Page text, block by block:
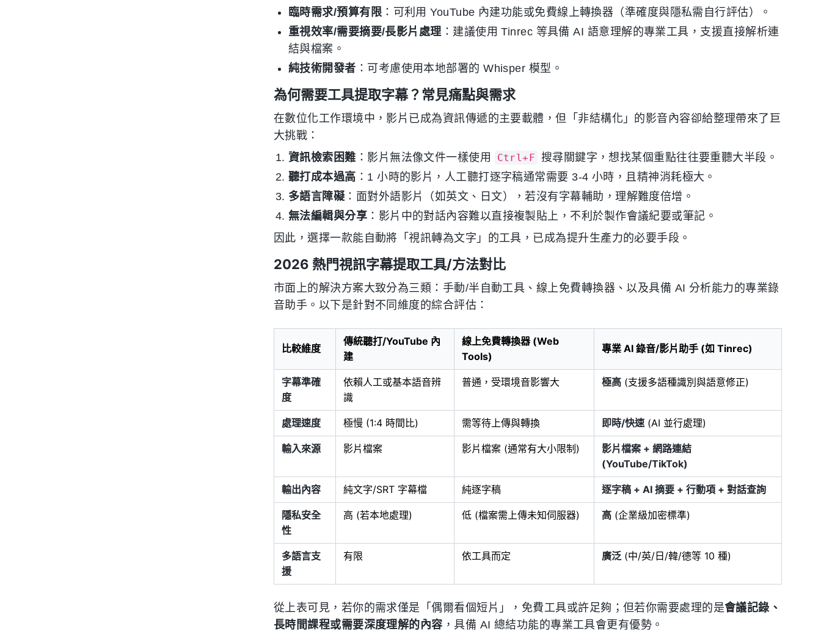
臨時需求/預算有限 ：可利用 YouTube 內建功能或免費線上轉換器（準確度與隱私需自行評估）。
重視效率/需要摘要/長影片處理：建議使用 Tinrec 等具備 AI 語意理解的專業工具，支援直接解析連
結與檔案。
純技術開發者 ：可考慮使用本地部署的 Whisper 模型。
為何需要工具提取字幕？常見痛點與需求
在數位化工作環境中，影片已成為資訊傳遞的主要載體，但「非結構化」的影音內容卻給整理帶來了巨
大挑戰：
資訊檢索困難 ：影片無法像文件一樣使用 Ctrl+F 搜尋關鍵字，想找某個重點往往要重聽大半段。
聽打成本過高 ：1 小時的影片，人工聽打逐字稿通常需要 3-4 小時，且精神消耗極大。
多語言障礙：面對外語影片（如英文、日文），若沒有字幕輔助，理解難度倍增。
無法編輯與分享 ：影片中的對話內容難以直接複製貼上，不利於製作會議紀要或筆記。
因此，選擇一款能自動將「視訊轉為文字」的工具，已成為提升生產力的必要手段。
2026 熱門視訊字幕提取工具/方法對比
市面上的解決方案大致分為三類：手動/半自動工具、線上免費轉換器、以及具備 AI 分析能力的專業錄
音助手。以下是針對不同維度的綜合評估：
比較維度
傳統聽打/YouTube 內
建
線上免費轉換器 (Web
Tools)
專業 AI 錄音/影片助手 (如 Tinrec)
字幕準確
度
依賴人工或基本語音辨
識
普通，受環境音影響大 極高 (支援多語種識別與語意修正)
處理速度 極慢 (1:4 時間比) 需等待上傳與轉換 即時/快速(AI 並行處理)
輸入來源 影片檔案 影片檔案 (通常有大小限制)
影片檔案 + 網路連結
(YouTube/TikTok)
輸出內容 純文字/SRT 字幕檔 純逐字稿 逐字稿 + AI 摘要 + 行動項 + 對話查詢
隱私安全
性
高 (若本地處理) 低 (檔案需上傳未知伺服器) 高 (企業級加密標準)
多語言支
援
有限 依工具而定 廣泛(中/英/日/韓/德等 10 種)
從上表可見，若你的需求僅是「偶爾看個短片」，免費工具或許足夠；但若你需要處理的是會議記錄、
長時間課程或需要深度理解的內容 ，具備 AI 總結功能的專業工具會更有優勢。